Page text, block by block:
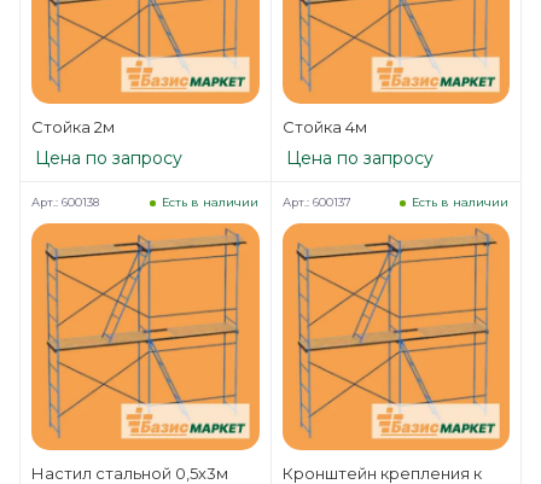
Стойка 2м
Цена по запросу
Стойка 4м
Цена по запросу
Настил стальной 0,5х3м
Есть в наличии
Арт.: 600138
Кронштейн крепления к
Есть в наличии
Арт.: 600137